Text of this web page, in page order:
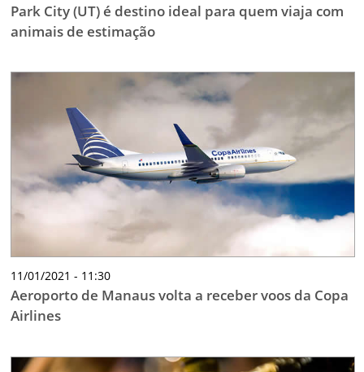
Park City (UT) é destino ideal para quem viaja com
animais de estimação
11/01/2021 - 11:30
Aeroporto de Manaus volta a receber voos da Copa
Airlines